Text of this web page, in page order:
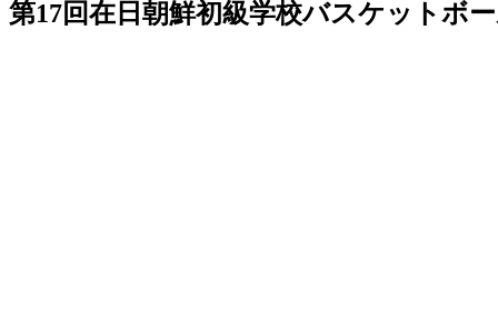
第17回在日朝鮮初級学校バスケットボ